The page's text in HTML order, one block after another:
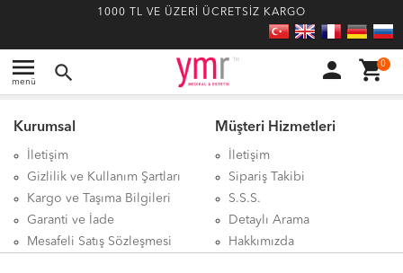
1000 TL VE ÜZERİ ÜCRETSİZ KARGO
menu
menü search person shopping_cart0
Kurumsal
İletişim
Gizlilik ve Kullanım Şartları
Kargo ve Taşıma Bilgileri
Garanti ve İade
Mesafeli Satış Sözleşmesi
Müşteri Hizmetleri
İletişim
Sipariş Takibi
S.S.S.
Detaylı Arama
Hakkımızda